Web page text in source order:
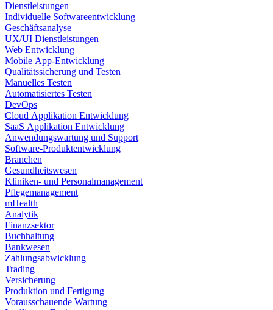
Dienstleistungen
Individuelle Softwareentwicklung
Geschäftsanalyse
UX/UI Dienstleistungen
Web Entwicklung
Mobile App-Entwicklung
Qualitätssicherung und Testen
Manuelles Testen
Automatisiertes Testen
DevOps
Cloud Applikation Entwicklung
SaaS Applikation Entwicklung
Anwendungswartung und Support
Software-Produktentwicklung
Branchen
Gesundheitswesen
Kliniken- und Personalmanagement
Pflegemanagement
mHealth
Analytik
Finanzsektor
Buchhaltung
Bankwesen
Zahlungsabwicklung
Trading
Versicherung
Produktion und Fertigung
Vorausschauende Wartung